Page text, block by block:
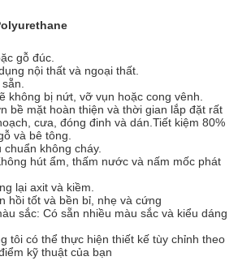
gỗ đúc.
nội thất và ngoại thất.
không bị nứt, vỡ vụn hoặc cong vênh.
bề mặt hoàn thiện và thời gian lắp đặt rất
cưa, đóng đinh và dán.Tiết kiệm 80%
và bê tông.
không cháy.
hút ẩm, thấm nước và nấm mốc phát
lại axit và kiềm.
hồi tốt và bền bỉ, nhẹ và cứng
sắc: Có sẵn nhiều màu sắc và kiểu dáng
tôi có thể thực hiện thiết kế tùy chỉnh theo
kỹ thuật của bạn